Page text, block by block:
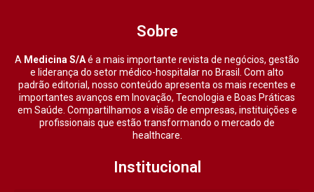
Sobre
A Medicina S/Aé a mais importante revista de negócios, gestão
e liderança do setor médico-hospitalar no Brasil. Com alto
padrão editorial, nosso conteúdo apresenta os mais recentes e
importantes avanços em Inovação, Tecnologia e Boas Práticas
em Saúde. Compartilhamos a visão de empresas, instituições e
profissionais que estão transformando o mercado de
healthcare.
Institucional